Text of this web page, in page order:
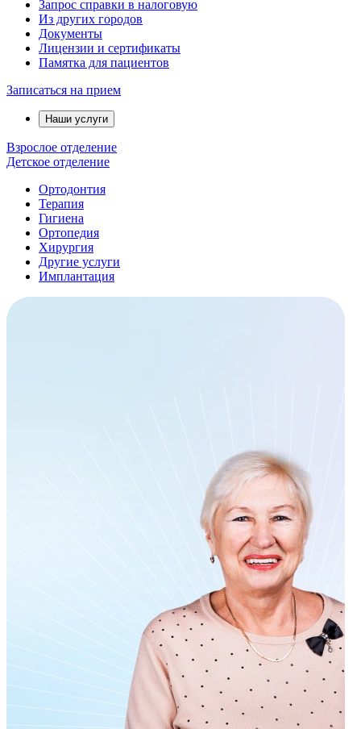
Запрос справки в налоговую
Из других городов
Документы
Лицензии и сертификаты
Памятка для пациентов
Записаться на прием
Наши услуги
Взрослое отделение
Детское отделение
Ортодонтия
Терапия
Гигиена
Ортопедия
Хирургия
Другие услуги
Имплантация